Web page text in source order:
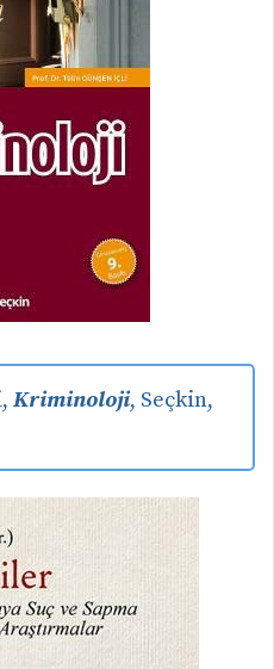
Kriminoloji, Seçkin,